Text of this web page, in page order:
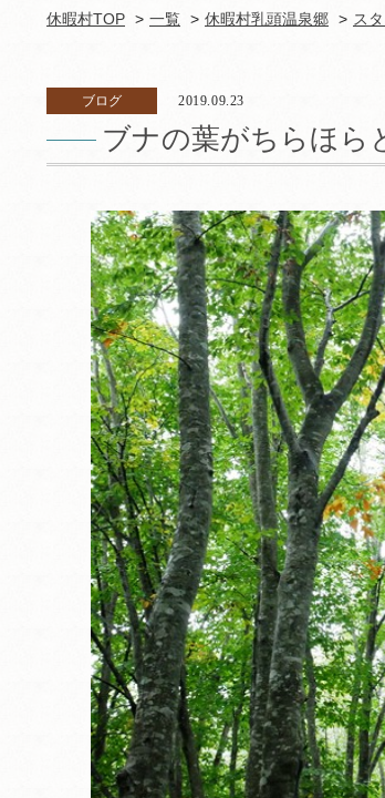
休暇村TOP 一覧 休暇村乳頭温泉郷 ス
ブログ 2019.09.23
ブナの葉がちらほら